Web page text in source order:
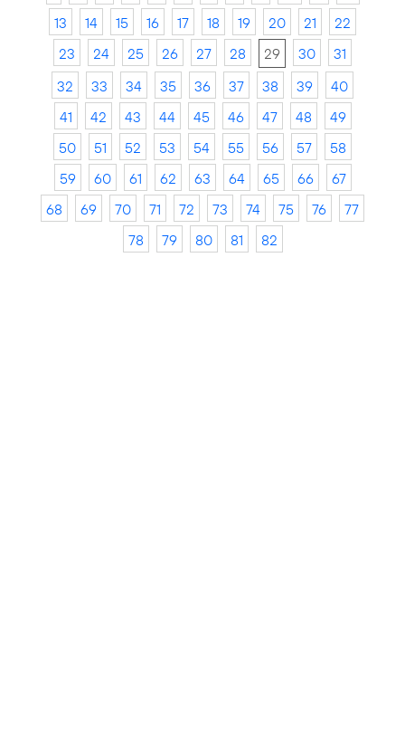
13
14 15 16 17 18 19 20 21
22
23
24 25 26 27 28 29 30
31
32
33 34 35 36 37 38 39
40
41
42 43 44 45 46 47 48
49
50
51 52 53 54 55 56 57
58
59
60 61 62 63 64 65 66
67
68
69 70 71 72 73 74 75 76
77
78
79 80 81 82